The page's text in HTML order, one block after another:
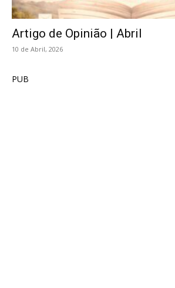
Artigo de Opinião | Abril
10 de Abril, 2026
PUB